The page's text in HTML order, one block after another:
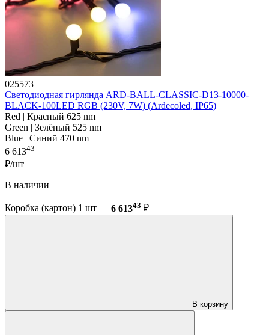
025573
Светодиодная гирлянда ARD-BALL-CLASSIC-D13-10000-
BLACK-100LED RGB (230V, 7W) (Ardecoled, IP65)
Red | Красный 625 nm
Green | Зелёный 525 nm
Blue | Синий 470 nm
6 61343
₽/шт
В наличии
Коробка (картон) 1 шт — 6 61343 ₽
В корзину